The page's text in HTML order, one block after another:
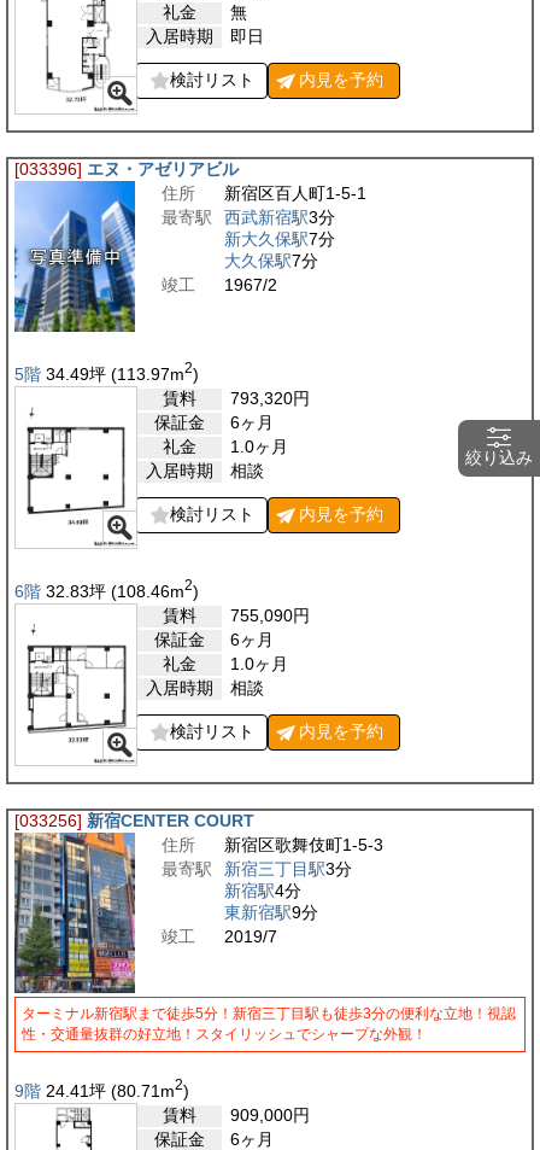
絞り込み
礼金
無
入居時期
即日
検討リスト 内見を予約
[033396] エヌ・アゼリアビル
住所
新宿区百人町1-5-1
最寄駅
西武新宿駅3分
新大久保駅7分
大久保駅7分
竣工
1967/2
5階 34.49坪 (113.97m2)
賃料
793,320円
保証金
6ヶ月
礼金
1.0ヶ月
入居時期
相談
検討リスト 内見を予約
6階 32.83坪 (108.46m2)
賃料
755,090円
保証金
6ヶ月
礼金
1.0ヶ月
入居時期
相談
検討リスト 内見を予約
[033256] 新宿CENTER COURT
住所
新宿区歌舞伎町1-5-3
最寄駅
新宿三丁目駅3分
新宿駅4分
東新宿駅9分
竣工
2019/7
ターミナル新宿駅まで徒歩5分！新宿三丁目駅も徒歩3分の便利な立地！視認
性・交通量抜群の好立地！スタイリッシュでシャープな外観！
9階 24.41坪 (80.71 m2)
賃料
909,000円
保証金
6ヶ月